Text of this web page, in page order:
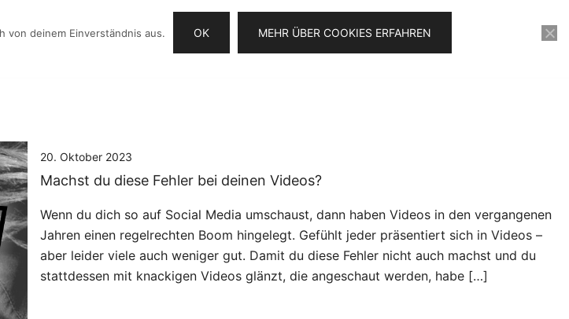
CHECKLISTE ANGEBOTE KONTAKT VIDEOSERIE FÜR 0€
20. Oktober 2023
Machst du diese Fehler bei deinen Videos?
Wenn du dich so auf Social Media umschaust, dann haben Videos in den vergangenen
Jahren einen regelrechten Boom hingelegt. Gefühlt jeder präsentiert sich in Videos –
aber leider viele auch weniger gut. Damit du diese Fehler nicht auch machst und du
stattdessen mit knackigen Videos glänzt, die angeschaut werden, habe […]
von deinem Einverständnis aus. OK MEHR ÜBER COOKIES ERFAHREN